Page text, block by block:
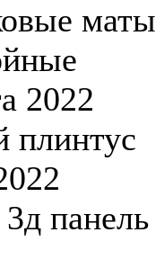
маты
2022
плинтус
панель